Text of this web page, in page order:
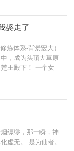
娶走了
炼体系-背景宏大）
，成为头顶大草原
王殿下！ 一个女
女主，你们都喜欢
魔头我就娶走了。
头已经在我怀里哼
己即将成功时，女
然找上门？ 我直接
窦。 抱歉，本人对
缥缈，那一瞬，神
虚无。 是为仙者。